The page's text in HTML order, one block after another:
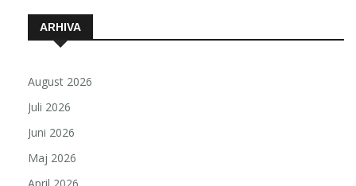
ARHIVA
August 2026
Juli 2026
Juni 2026
Maj 2026
April 2026